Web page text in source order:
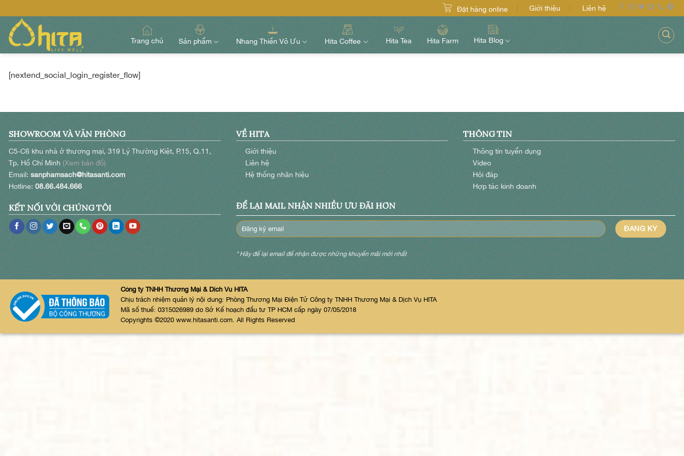
to
content
Đặt hàng online Giới thiệu Liên hệ
Trang chủ Sản phẩm Nhang Thiền Vô Ưu Hita Coffee Hita Tea Hita Farm Hita Blog
[nextend_social_login_register_flow]
SHOWROOM VÀ VĂN PHÒNG
C5-C6 khu nhà ở thương mại, 319 Lý Thường Kiệt, P.15, Q.11,
Tp. Hồ Chí Minh(Xem bản đồ)
Email:sanphamsach@hitasanti.com
Hotline:08.66.484.666
KẾT NỐI VỚI CHÚNG TÔI
VỀ HITA
Giới thiệu
Liên hệ
Hệ thống nhãn hiệu
THÔNG TIN
Thông tin tuyển dụng
Video
Hỏi đáp
Hợp tác kinh doanh
ĐỂ LẠI MAIL NHẬN NHIỀU ƯU ĐÃI HƠN
* Hãy để lại email để nhận được những khuyến mãi mới nhất
Công ty TNHH Thương Mại & Dịch Vụ HITA
Chịu trách nhiệm quản lý nội dung: Phòng Thương Mại Điện Tử Công ty TNHH Thương Mại & Dịch Vụ HITA
Mã số thuế: 0315026989 do Sở Kế hoạch đầu tư TP HCM cấp ngày 07/05/2018
Copyrights ©2020 www.hitasanti.com. All Rights Reserved